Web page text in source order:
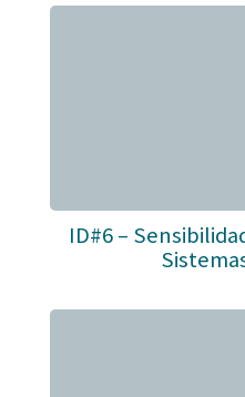
ID#6 –